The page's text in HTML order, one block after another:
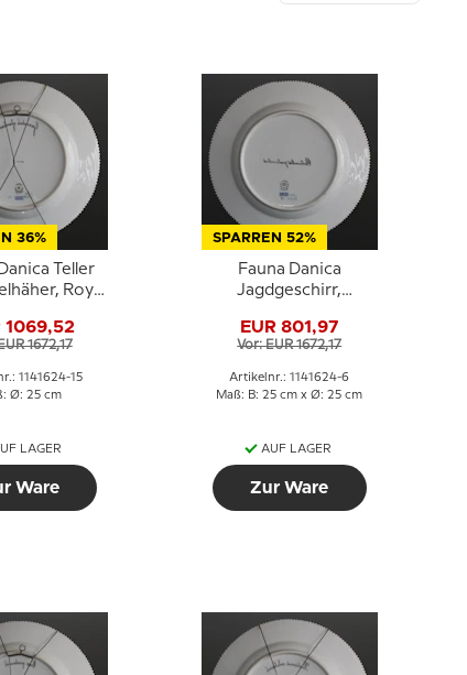
36%
Teller
Royal
1069,52
1672,17
1141624-15
Ø: 25 cm
LAGER
Ware
SPARREN 52%
Fauna Danica
Jagdgeschirr,
Ringeltaube, Royal
Copenhagen
EUR 801,97
Vor: EUR 1672,17
Artikelnr.: 1141624-6
Maß: B: 25 cm x Ø: 25 cm
AUF LAGER
Zur Ware